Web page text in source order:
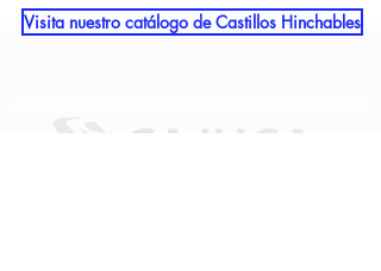
Visita nuestro catálogo de Castillos Hinchables